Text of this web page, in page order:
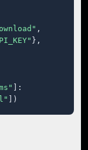
,
},
]:
])